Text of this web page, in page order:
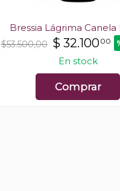
Bressia Lágrima Canela
$53.500,00 $ 32.10000
En stock
Comprar